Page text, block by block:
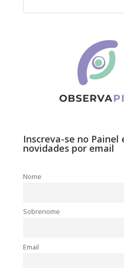
Inscreva-se no Painel
novidades por email
Nome
Sobrenome
Email